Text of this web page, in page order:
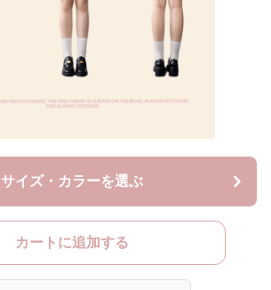
サイズ・カラーを選ぶ
カートに追加する